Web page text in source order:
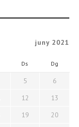
juny 2021
Ds Dg
5
6
12
13
19
20